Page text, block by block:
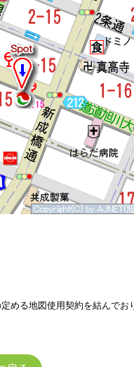
める地図使用契約を結んでお